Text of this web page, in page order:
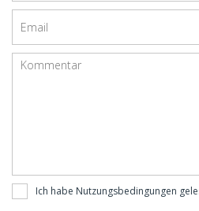
Ich habe Nutzungsbedingungen